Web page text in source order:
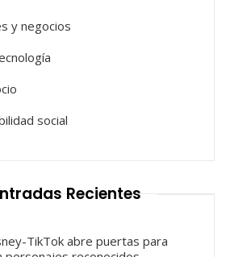
y negocios
social
Recientes
TikTok abre puertas para